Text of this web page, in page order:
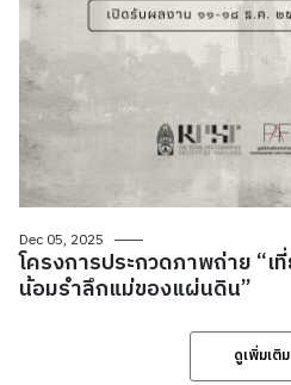
Dec 05, 2025
โครงการประกวดภาพถ่าย “เที่ยวงานกาชาด ๒๕๖๘
น้อมรำลึกแม่ของแผ่นดิน”
ดูเพิ่มเติม